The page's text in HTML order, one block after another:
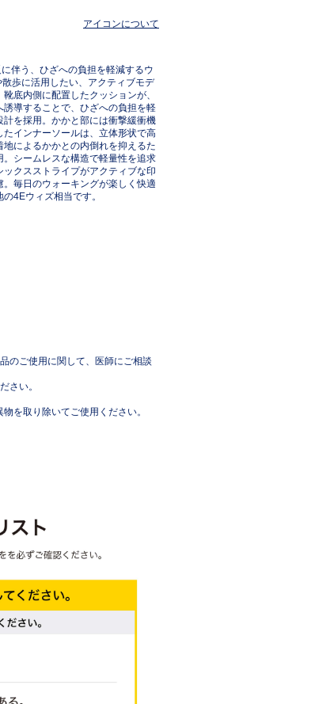
アイコンについて
伴う、ひざへの負担を軽減するウ
歩に活用したい、アクティブモデ
底内側に配置したクッションが、
導することで、ひざへの負担を軽
を採用。かかと部には衝撃緩衝機
インナーソールは、立体形状で高
によるかかとの内倒れを抑えるた
シームレスな構造で軽量性を追求
クスストライプがアクティブな印
毎日のウォーキングが楽しく快適
4Eウィズ相当です。
のご使用に関して、医師にご相談
さい。
を取り除いてご使用ください。